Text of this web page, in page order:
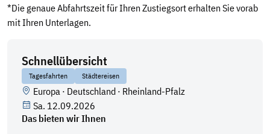
*Die genaue Abfahrtszeit für Ihren Zustiegsort erhalten Sie vorab
mit Ihren Unterlagen.
Schnellübersicht
Tagesfahrten Städtereisen
Europa · Deutschland · Rheinland-Pfalz
Sa. 12.09.2026
Das bieten wir Ihnen